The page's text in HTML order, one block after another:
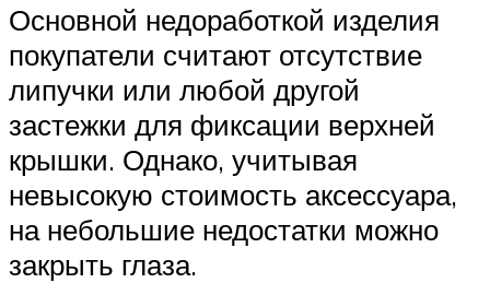
Основной недоработкой изделия
покупатели считают отсутствие
липучки или любой другой
застежки для фиксации верхней
крышки. Однако, учитывая
невысокую стоимость аксессуара,
на небольшие недостатки можно
закрыть глаза.